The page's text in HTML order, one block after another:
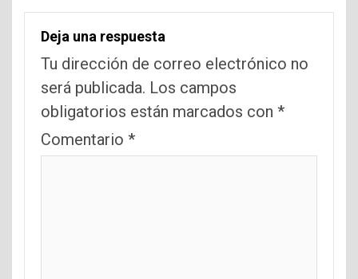
Deja una respuesta
Tu dirección de correo electrónico no
será publicada. Los campos
obligatorios están marcados con *
Comentario *